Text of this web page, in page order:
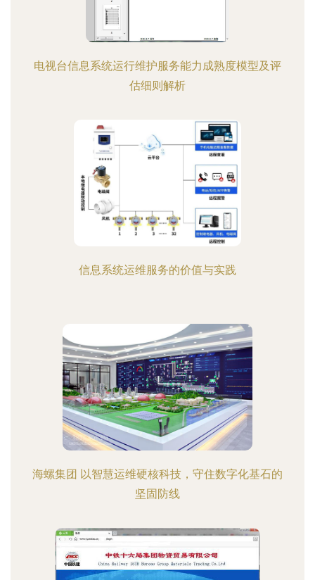
电视台信息系统运行维护服务能力成熟度模型及评
估细则解析
信息系统运维服务的价值与实践
海螺集团 以智慧运维硬核科技，守住数字化基石的
坚固防线